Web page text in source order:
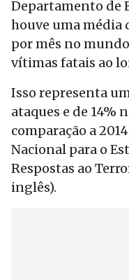
Departamento de
houve uma média
por mês no
vítimas fatais ao
Isso representa
ataques e de 14%
comparação a
Nacional para o
Respostas ao
inglês).